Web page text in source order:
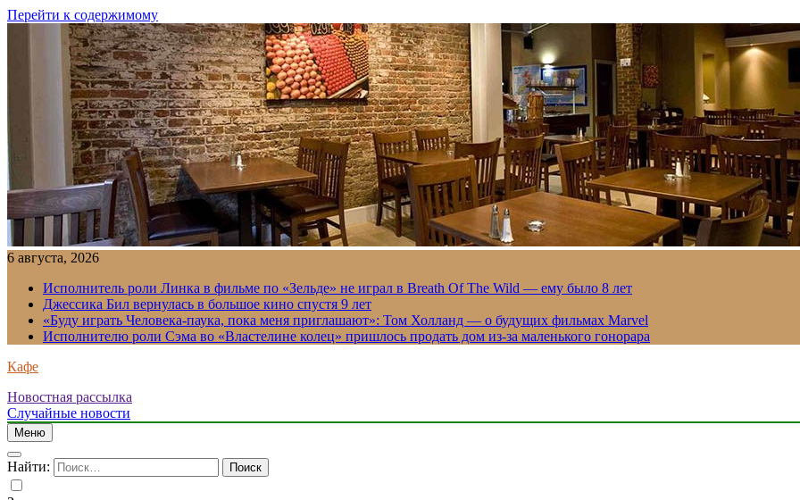
Перейти к содержимому
6 августа, 2026
Исполнитель роли Линка в фильме по «Зельде» не играл в Breath Of The Wild — ему было 8 лет
Джессика Бил вернулась в большое кино спустя 9 лет
«Буду играть Человека-паука, пока меня приглашают»: Том Холланд — о будущих фильмах Marvel
Исполнителю роли Сэма во «Властелине колец» пришлось продать дом из-за маленького гонорара
Кафе
Новостная рассылка
Случайные новости
Меню
Найти: